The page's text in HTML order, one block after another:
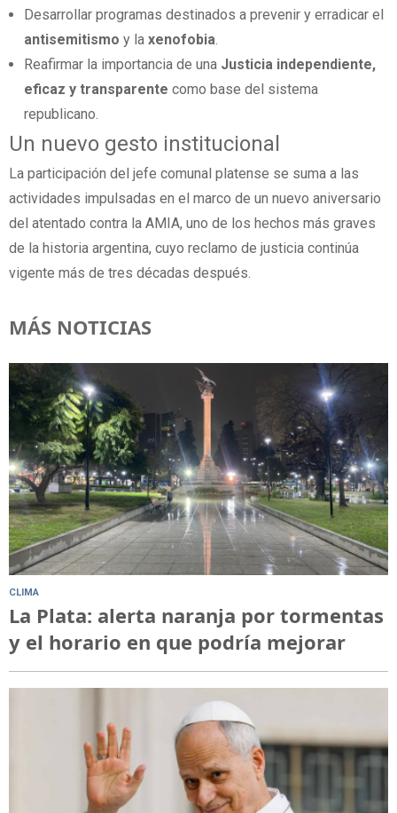
Desarrollar programas destinados a prevenir y erradicar el
antisemitismo y laxenofobia.
Reafirmar la importancia de una Justicia independiente,
eficaz y transparente como base del sistema
republicano.
Un nuevo gesto institucional
La participación del jefe comunal platense se suma a las
actividades impulsadas en el marco de un nuevo aniversario
del atentado contra la AMIA, uno de los hechos más graves
de la historia argentina, cuyo reclamo de justicia continúa
vigente más de tres décadas después.
MÁS NOTICIAS
CLIMA
La Plata: alerta naranja por tormentas
y el horario en que podría mejorar